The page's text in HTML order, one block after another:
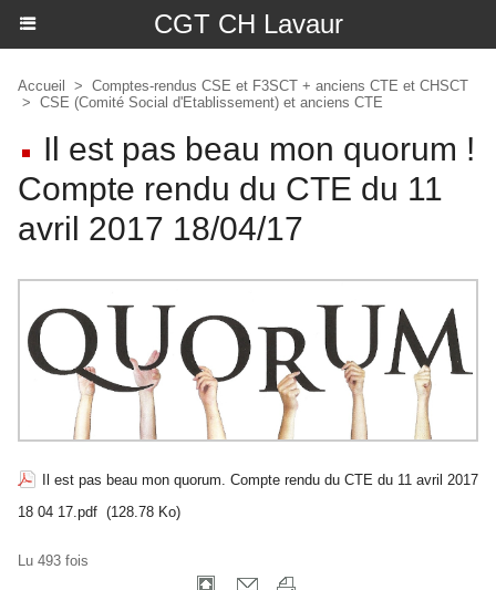
CGT CH Lavaur
Accueil > Comptes-rendus CSE et F3SCT + anciens CTE et CHSCT
> CSE (Comité Social d'Etablissement) et anciens CTE
Il est pas beau mon quorum !
Compte rendu du CTE du 11
avril 2017 18/04/17
Il est pas beau mon quorum. Compte rendu du CTE du 11 avril 2017
18 04 17.pdf (128.78 Ko)
Lu 493 fois